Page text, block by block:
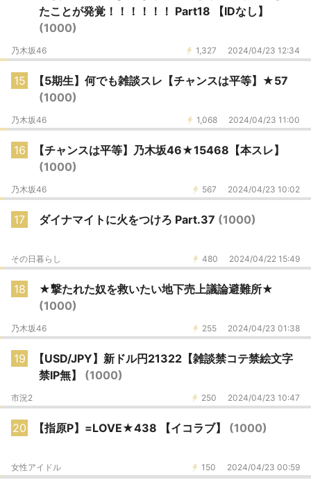
たことが発覚！！！！！！ Part18 【IDなし】
(1000)
1,327 2024/04/23 12:34
乃木坂46
15
【5期生】何でも雑談スレ【チャンスは平等】★57
(1000)
1,068 2024/04/23 11:00
乃木坂46
16
【チャンスは平等】乃木坂46★15468【本スレ】
(1000)
567 2024/04/23 10:02
乃木坂46
17 ダイナマイトに火をつけろ Part.37 (1000)
480 2024/04/22 15:49
その日暮らし
18
★撃たれた奴を救いたい地下売上議論避難所★
(1000)
255 2024/04/23 01:38
乃木坂46
19
【USD/JPY】新ドル円21322【雑談禁コテ禁絵文字
禁IP無】 (1000)
250 2024/04/23 10:47
市況2
20 【指原P】=LOVE★438 【イコラブ】 (1000)
150 2024/04/23 00:59
女性アイドル